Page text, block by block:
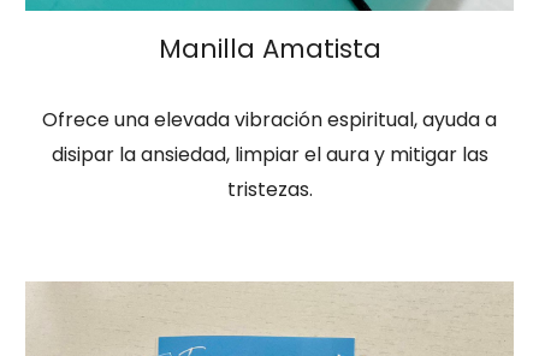
Manilla Amatista
Ofrece una elevada vibración espiritual, ayuda a
disipar la ansiedad, limpiar el aura y mitigar las
tristezas.